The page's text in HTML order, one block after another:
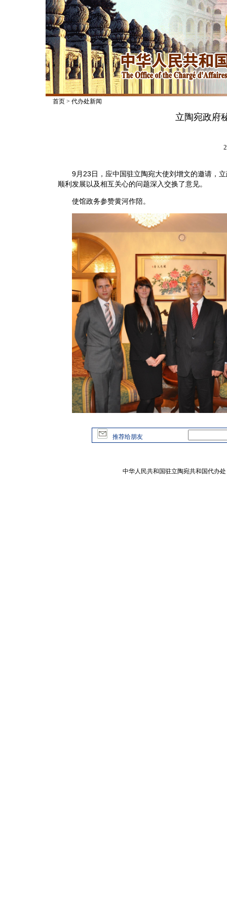
首页> 代办处新闻
立陶宛政府
9月23日，应中国驻立陶宛大使刘增文的邀请，立
顺利发展以及相互关心的问题深入交换了意见。
使馆政务参赞黄河作陪。
推荐给朋友
中华人民共和国驻立陶宛共和国代办处